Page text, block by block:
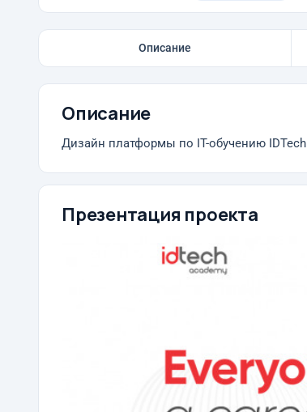
Описание
Описание
Дизайн платформы по IT-обучению IDTech
Презентация проекта